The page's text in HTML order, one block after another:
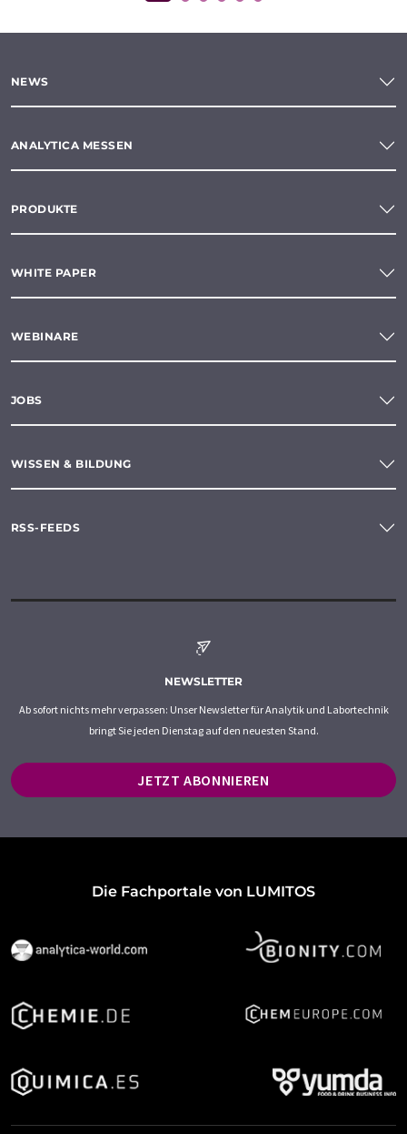
NEWS
ANALYTICA MESSEN
PRODUKTE
WHITE PAPER
WEBINARE
JOBS
WISSEN & BILDUNG
RSS-FEEDS
NEWSLETTER
Ab sofort nichts mehr verpassen: Unser Newsletter für Analytik und Labortechnik
bringt Sie jeden Dienstag auf den neuesten Stand.
JETZT ABONNIEREN
Die Fachportale von LUMITOS